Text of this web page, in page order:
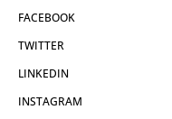
FACEBOOK
TWITTER
LINKEDIN
INSTAGRAM